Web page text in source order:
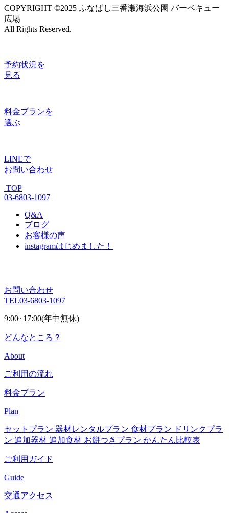
COPYRIGHT ©2025 ふなばし三番瀬海浜公園 バーベキュー
広場
All Rights Reserved.
予約状況を
見る
料金プランを
選ぶ
LINEで
お問い合わせ
TOP
03-6803-1097
Q&A
ブログ
お客様の声
instagramはじめました！
お問い合わせ
TEL03-6803-1097
9:00~17:00(年中無休)
どんなところ？
About
ご利用の流れ
料金プラン
Plan
セットプラン 器材レンタルプラン 食材プラン ドリンクプラ
ン 追加器材 追加食材 お餅つきプラン かんたん比較表
ご利用ガイド
Guide
交通アクセス